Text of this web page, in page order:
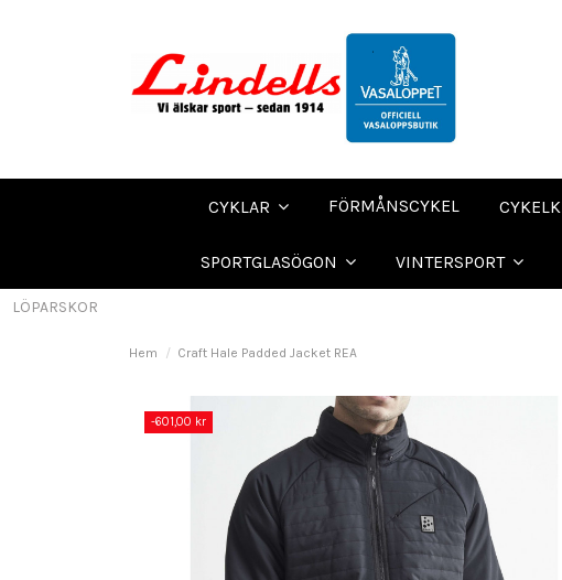
CYKLAR FÖRMÅNSCYKEL
SPORTGLASÖGON VINTERSPORT
LÖPARSKOR
Hem Craft Hale Padded Jacket REA
-601,00 kr